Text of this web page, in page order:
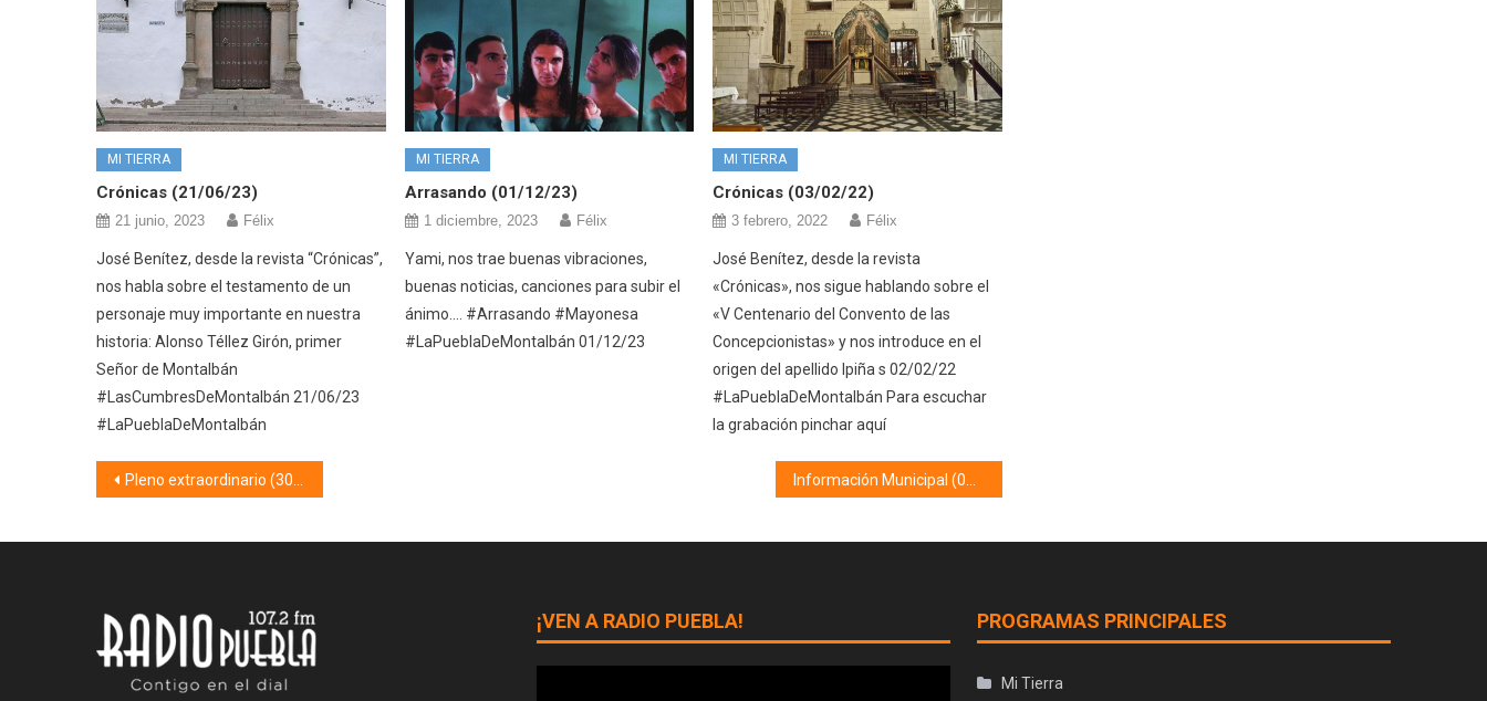
MI TIERRA
Crónicas (21/06/23)
21 junio, 2023 Félix
José Benítez, desde la revista “Crónicas”,
nos habla sobre el testamento de un
personaje muy importante en nuestra
historia: Alonso Téllez Girón, primer
Señor de Montalbán
#LasCumbresDeMontalbán 21/06/23
#LaPueblaDeMontalbán
MI TIERRA
Arrasando (01/12/23)
1 diciembre, 2023 Félix
Yami, nos trae buenas vibraciones,
buenas noticias, canciones para subir el
ánimo…. #Arrasando #Mayonesa
#LaPueblaDeMontalbán 01/12/23
MI TIERRA
Crónicas (03/02/22)
3 febrero, 2022 Félix
José Benítez, desde la revista
«Crónicas», nos sigue hablando sobre el
«V Centenario del Convento de las
Concepcionistas» y nos introduce en el
origen del apellido Ipiña s 02/02/22
#LaPueblaDeMontalbán Para escuchar
la grabación pinchar aquí
Navegación
Pleno extraordinario (30/07/25)
¡VEN A RADIO PUEBLA! PROGRAMAS PRINCIPALES
Mi Tierra